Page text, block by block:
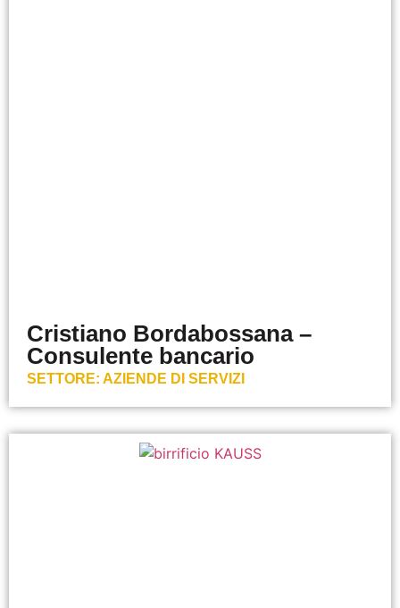
Cristiano Bordabossana –
Consulente bancario
SETTORE: AZIENDE DI SERVIZI